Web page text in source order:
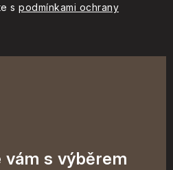
s podmínkami ochrany
vám s výběrem